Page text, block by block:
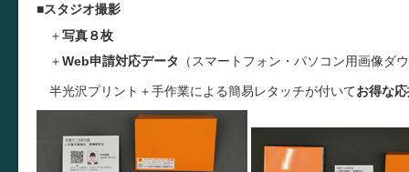
■スタジオ撮影
＋写真８枚
＋Web申請対応データ （スマートフォン・パソコン用画像ダ
半光沢プリント＋手作業による簡易レタッチが付いてお得な